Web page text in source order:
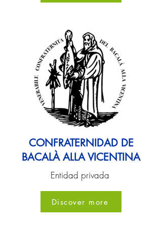
CONFRATERNIDAD DE
BACALÀ ALLA VICENTINA
Entidad privada
Discover more